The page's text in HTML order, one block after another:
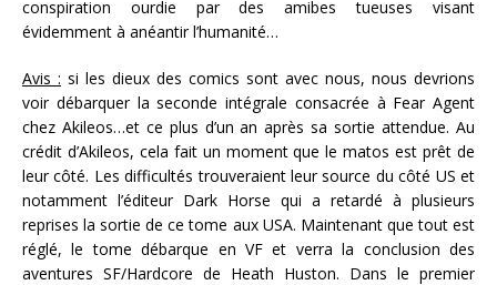
conspiration ourdie par des amibes tueuses visant
évidemment à anéantir l’humanité…
Avis : si les dieux des comics sont avec nous, nous devrions
voir débarquer la seconde intégrale consacrée à Fear Agent
chez Akileos…et ce plus d’un an après sa sortie attendue. Au
crédit d’Akileos, cela fait un moment que le matos est prêt de
leur côté. Les difficultés trouveraient leur source du côté US et
notamment l’éditeur Dark Horse qui a retardé à plusieurs
reprises la sortie de ce tome aux USA. Maintenant que tout est
réglé, le tome débarque en VF et verra la conclusion des
aventures SF/Hardcore de Heath Huston. Dans le premier